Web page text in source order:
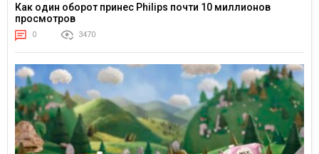
Как один оборот принес Philips почти 10 миллионов
просмотров
0 3470